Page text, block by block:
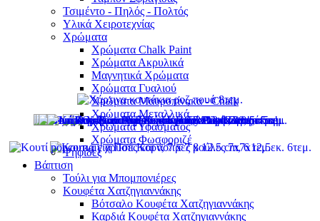
Τσιμέντο - Πηλός - Πολτός
Υλικά Χειροτεχνίας
Χρώματα
Χρώματα Chalk Paint
Χρώματα Ακρυλικά
Μαγνητικά Χρώματα
Χρώματα Γυαλιού
Χρώματα Μαυροπίνακα - Chalk
Χρώματα Μεταλλικά
Χρώματα Υφάσματος
Χρώματα Φωσφοριζέ
Ψηφίδες
Βάπτιση
Τούλι για Μπομπονιέρες
Κουφέτα Χατζηγιαννάκης
Βότσαλο Κουφέτα Χατζηγιαννάκης
Καρδιά Κουφέτα Χατζηγιαννάκης